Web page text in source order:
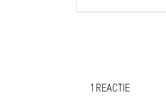
1 REACTIE